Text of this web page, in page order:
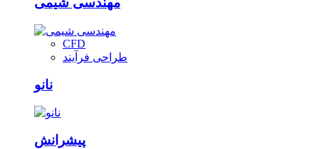
CFD
طراحی فرآیند
نانو
پیشرانش